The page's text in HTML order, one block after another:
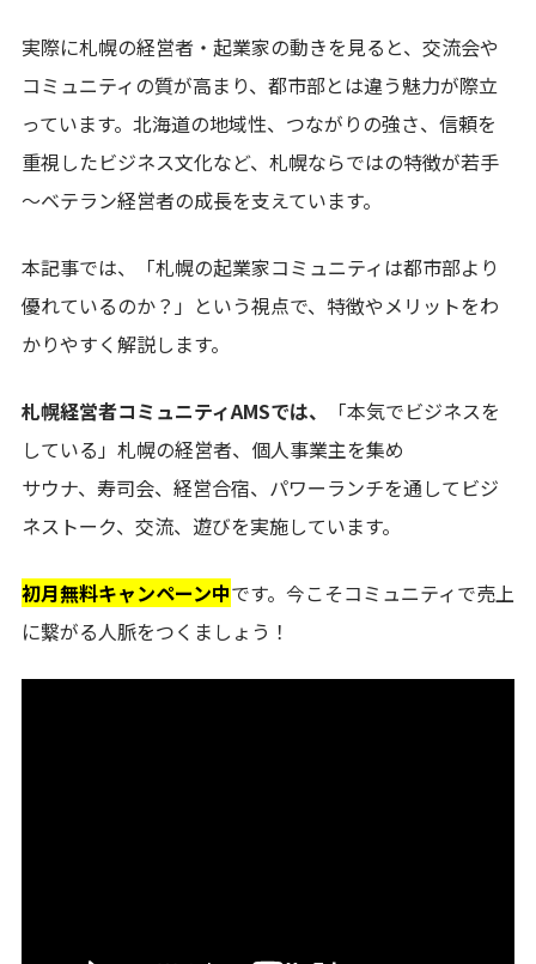
実際に札幌の経営者・起業家の動きを見ると、交流会や
コミュニティの質が高まり、都市部とは違う魅力が際立
っています。北海道の地域性、つながりの強さ、信頼を
重視したビジネス文化など、札幌ならではの特徴が若手
～ベテラン経営者の成長を支えています。
本記事では、「札幌の起業家コミュニティは都市部より
優れているのか？」という視点で、特徴やメリットをわ
かりやすく解説します。
札幌経営者コミュニティAMSでは、
「本気でビジネスを
している」札幌の経営者、個人事業主を集め
サウナ、寿司会、経営合宿、パワーランチを通してビジ
ネストーク、交流、遊びを実施しています。
初月無料キャンペーン中です。今こそコミュニティで売上
に繋がる人脈をつくましょう！